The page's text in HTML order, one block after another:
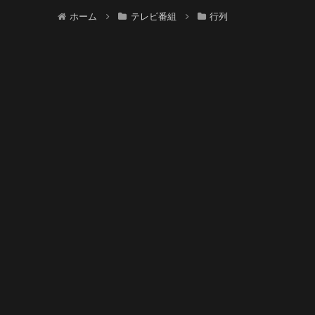
ホーム テレビ番組 行列